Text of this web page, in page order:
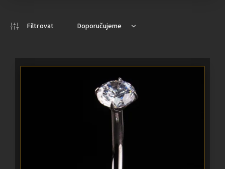
Doporučujeme
Nejprodávanější
Abecedně